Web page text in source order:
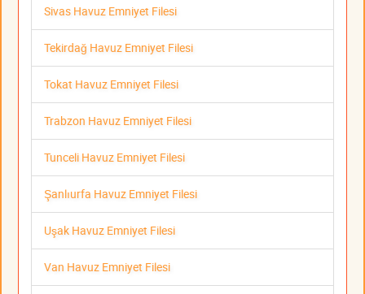
Sivas Havuz Emniyet Filesi
Tekirdağ Havuz Emniyet Filesi
Tokat Havuz Emniyet Filesi
Trabzon Havuz Emniyet Filesi
Tunceli Havuz Emniyet Filesi
Şanlıurfa Havuz Emniyet Filesi
Uşak Havuz Emniyet Filesi
Van Havuz Emniyet Filesi